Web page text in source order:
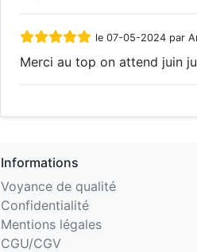
le 07-05-2024 par
Merci au top on attend juin
Informations
Voyance de qualité
Confidentialité
Mentions légales
CGU/CGV